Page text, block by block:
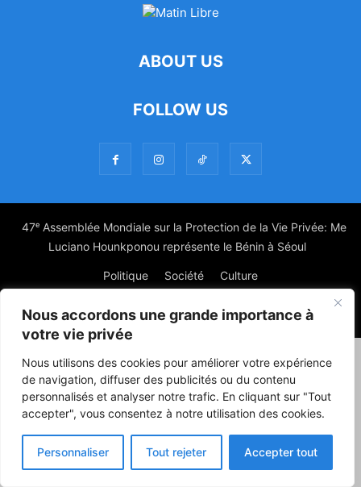
Nous accordons une grande importance à
votre vie privée
Nous utilisons des cookies pour améliorer votre expérience
de navigation, diffuser des publicités ou du contenu
personnalisés et analyser notre trafic. En cliquant sur "Tout
accepter", vous consentez à notre utilisation des cookies.
Personnaliser Tout rejeter Accepter tout
ABOUT US
FOLLOW US
47ᵉ Assemblée Mondiale sur la Protection de la Vie Privée: Me
Luciano Hounkponou représente le Bénin à Séoul
Politique Société Culture
© Powered by digitXplus Francophone